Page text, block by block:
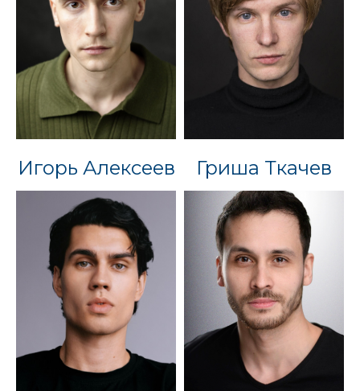
Игорь Алексеев Гриша Ткачев